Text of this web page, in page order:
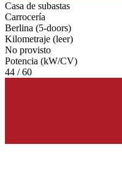
Casa de subastas
Carrocería
Berlina (5-doors)
Kilometraje (leer)
No provisto
Potencia (kW/CV)
44 / 60